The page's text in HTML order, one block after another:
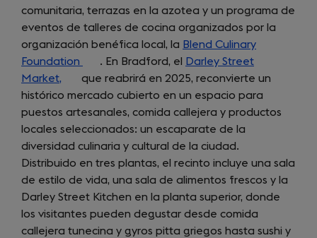
comunitaria, terrazas en la azotea y un programa de
eventos de talleres de cocina organizados por la
organización benéfica local, la Blend Culinary
Foundation
(opens
in
a
new
tab)
. En Bradford, el
Darley Street
Market, (opens
in
a
new
tab)
que reabrirá en 2025, reconvierte un
histórico mercado cubierto en un espacio para
puestos artesanales, comida callejera y productos
locales seleccionados: un escaparate de la
diversidad culinaria y cultural de la ciudad.
Distribuido en tres plantas, el recinto incluye una sala
de estilo de vida, una sala de alimentos frescos y la
Darley Street Kitchen en la planta superior, donde
los visitantes pueden degustar desde comida
callejera tunecina y gyros pitta griegos hasta sushi y